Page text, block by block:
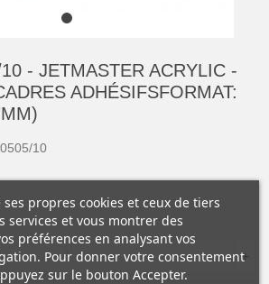
- JETMASTER ACRYLIC -
ADHÉSIFSFORMAT:
10
+
propres cookies et ceux de tiers
services et vous montrer des
préférences en analysant vos
Pour donner votre consentement
sur le bouton Accepter.